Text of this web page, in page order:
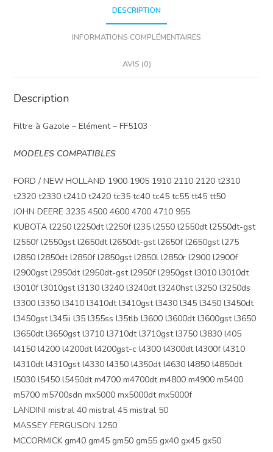
DESCRIPTION
INFORMATIONS COMPLÉMENTAIRES
AVIS (0)
Description
Filtre à Gazole – Elément – FF5103
MODELES COMPATIBLES
FORD / NEW HOLLAND 1900 1905 1910 2110 2120 t2310
t2320 t2330 t2410 t2420 tc35 tc40 tc45 tc55 tt45 tt50
JOHN DEERE 3235 4500 4600 4700 4710 955
KUBOTA l2250 l2250dt l2250f l235 l2550 l2550dt l2550dt-gst
l2550f l2550gst l2650dt l2650dt-gst l2650f l2650gst l275
l2850 l2850dt l2850f l2850gst l2850l l2850r l2900 l2900f
l2900gst l2950dt l2950dt-gst l2950f l2950gst l3010 l3010dt
l3010f l3010gst l3130 l3240 l3240dt l3240hst l3250 l3250ds
l3300 l3350 l3410 l3410dt l3410gst l3430 l345 l3450 l3450dt
l3450gst l345ii l35 l355ss l35tlb l3600 l3600dt l3600gst l3650
l3650dt l3650gst l3710 l3710dt l3710gst l3750 l3830 l405
l4150 l4200 l4200dt l4200gst-c l4300 l4300dt l4300f l4310
l4310dt l4310gst l4330 l4350 l4350dt l4630 l4850 l4850dt
l5030 l5450 l5450dt m4700 m4700dt m4800 m4900 m5400
m5700 m5700sdn mx5000 mx5000dt mx5000f
LANDINI mistral 40 mistral 45 mistral 50
MASSEY FERGUSON 1250
MCCORMICK gm40 gm45 gm50 gm55 gx40 gx45 gx50